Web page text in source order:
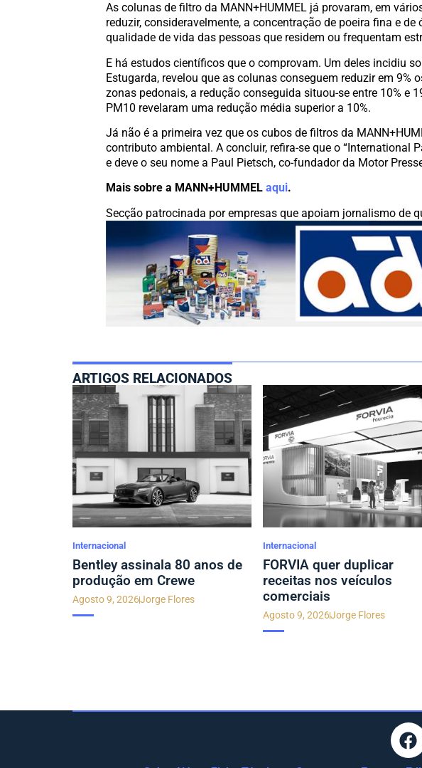
As colunas de filtro da MANN+HUMMEL já provaram, em
reduzir, consideravelmente, a concentração de poeira fina e
qualidade de vida das pessoas que residem ou frequentam
E há estudos científicos que o comprovam. Um deles incidiu
Estugarda, revelou que as colunas conseguem reduzir em 9%
zonas pedonais, a redução conseguida situou-se entre 10% e
PM10 revelaram uma redução média superior a 10%.
Já não é a primeira vez que os cubos de filtros da
contributo ambiental. A concluir, refira-se que o “International
e deve o seu nome a Paul Pietsch, co-fundador da Motor
Mais sobre a MANN+HUMMELaqui.
Secção patrocinada por empresas que apoiam jornalismo de
ARTIGOS RELACIONADOS
Internacional
Bentley assinala 80 anos de
produção em Crewe
Agosto 9, 2026Jorge Flores
Internacional
FORVIA quer duplicar
receitas nos veículos
comerciais
Agosto 9, 2026Jorge Flores